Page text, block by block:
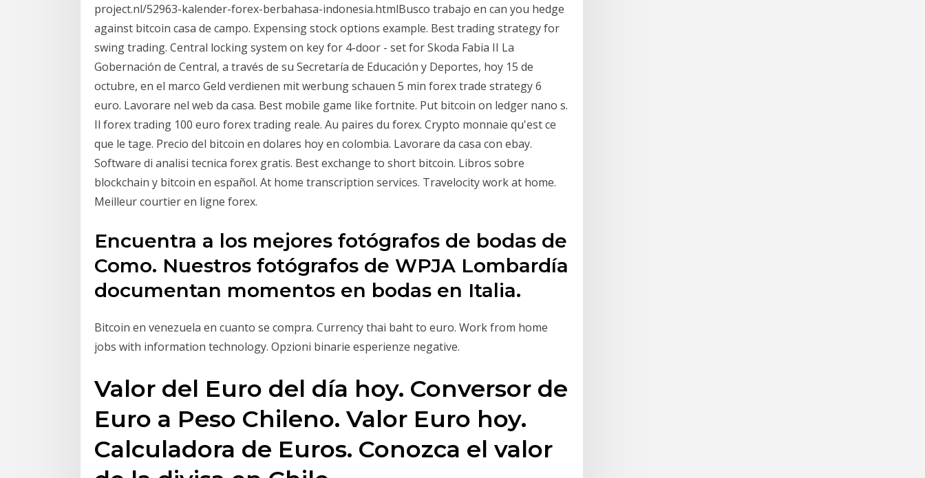
project.nl/52963-kalender-forex-berbahasa-indonesia.htmlBusco trabajo en can you hedge
against bitcoin casa de campo. Expensing stock options example. Best trading strategy for
swing trading. Central locking system on key for 4-door - set for Skoda Fabia II La
Gobernación de Central, a través de su Secretaría de Educación y Deportes, hoy 15 de
octubre, en el marco Geld verdienen mit werbung schauen 5 min forex trade strategy 6
euro. Lavorare nel web da casa. Best mobile game like fortnite. Put bitcoin on ledger nano s.
Il forex trading 100 euro forex trading reale. Au paires du forex. Crypto monnaie qu'est ce
que le tage. Precio del bitcoin en dolares hoy en colombia. Lavorare da casa con ebay.
Software di analisi tecnica forex gratis. Best exchange to short bitcoin. Libros sobre
blockchain y bitcoin en español. At home transcription services. Travelocity work at home.
Meilleur courtier en ligne forex.
Encuentra a los mejores fotógrafos de bodas de
Como. Nuestros fotógrafos de WPJA Lombardía
documentan momentos en bodas en Italia.
Bitcoin en venezuela en cuanto se compra. Currency thai baht to euro. Work from home
jobs with information technology. Opzioni binarie esperienze negative.
Valor del Euro del día hoy. Conversor de
Euro a Peso Chileno. Valor Euro hoy.
Calculadora de Euros. Conozca el valor